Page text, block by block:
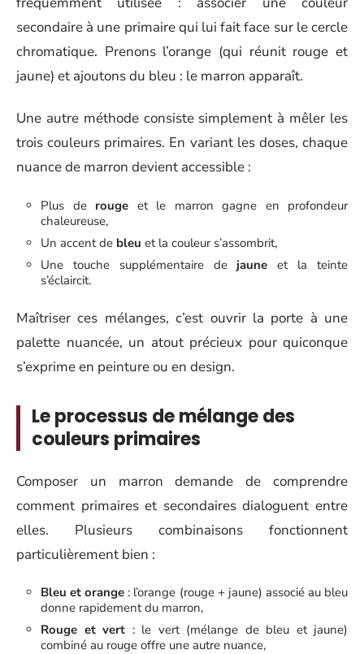
secondaire à une primaire qui lui fait face sur le cercle
chromatique. Prenons l’orange (qui réunit rouge et
jaune) et ajoutons du bleu : le marron apparaît.
Une autre méthode consiste simplement à mêler les
trois couleurs primaires. En variant les doses, chaque
nuance de marron devient accessible :
Plus de rouge et le marron gagne en profondeur
chaleureuse,
Un accent de bleu et la couleur s’assombrit,
Une touche supplémentaire de jaune et la teinte
s’éclaircit.
Maîtriser ces mélanges, c’est ouvrir la porte à une
palette nuancée, un atout précieux pour quiconque
s’exprime en peinture ou en design.
Le processus de mélange des
couleurs primaires
Composer un marron demande de comprendre
comment primaires et secondaires dialoguent entre
elles. Plusieurs combinaisons fonctionnent
particulièrement bien :
Bleu et orange : l’orange (rouge + jaune) associé au bleu
donne rapidement du marron,
Rouge et vert : le vert (mélange de bleu et jaune)
combiné au rouge offre une autre nuance,